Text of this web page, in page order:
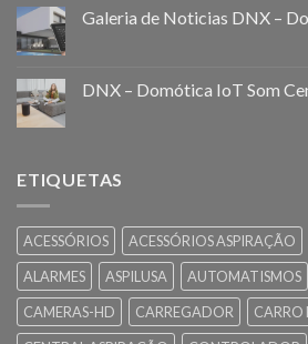
Galeria de Noticias DNX –
DNX – Domótica IoT Som
ETIQUETAS
ACESSÓRIOS ACESSÓRIOS ASPIRAÇÃO
ALARMES
ASPILUSA AUTOMATISMOS
CAMERAS-HD
CARREGADOR CARRO